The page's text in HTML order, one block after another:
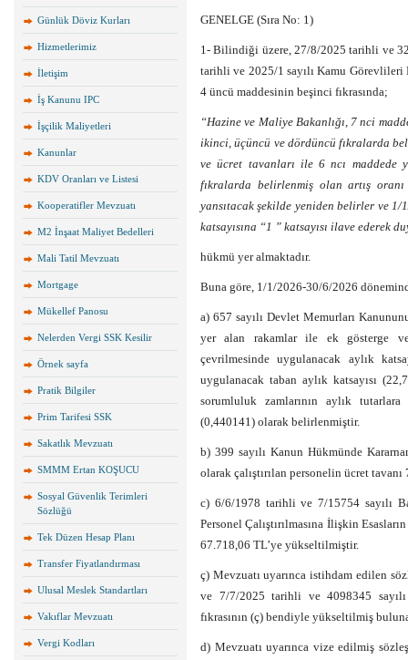
Günlük Döviz Kurları
Hizmetlerimiz
İletişim
İş Kanunu IPC
İşçilik Maliyetleri
Kanunlar
KDV Oranları ve Listesi
Kooperatifler Mevzuatı
M2 İnşaat Maliyet Bedelleri
Mali Tatil Mevzuatı
Mortgage
Mükellef Panosu
Nelerden Vergi SSK Kesilir
Örnek sayfa
Pratik Bilgiler
Prim Tarifesi SSK
Sakatlık Mevzuatı
SMMM Ertan KOŞUCU
Sosyal Güvenlik Terimleri
Sözlüğü
Tek Düzen Hesap Planı
Transfer Fiyatlandırması
Ulusal Meslek Standartları
Vakıflar Mevzuatı
Vergi Kodları
GENELGE (Sıra No: 1)
1- Bilindiği üzere, 27/8/2025 tarihli ve
tarihli ve 2025/1 sayılı Kamu
4 üncü maddesinin beşinci fıkrasında;
“Hazine ve Maliye Bakanlığı, 7 nci
ikinci, üçüncü ve dördüncü fıkralarda
ve ücret tavanları ile 6 ncı maddede
fıkralarda belirlenmiş olan artış
yansıtacak şekilde yeniden belirler ve
katsayısına “1 ” katsayısı ilave ederek
hükmü yer almaktadır.
Buna göre, 1/1/2026-30/6/2026
a) 657 sayılı Devlet Memurları
yer alan rakamlar ile ek gösterge ve
çevrilmesinde uygulanacak aylık
uygulanacak taban aylık katsayısı
sorumluluk zamlarının aylık
(0,440141) olarak belirlenmiştir.
b) 399 sayılı Kanun Hükmünde
olarak çalıştırılan personelin ücret
c) 6/6/1978 tarihli ve 7/15754 sayılı
Personel Çalıştırılmasına İlişkin
67.718,06 TL’ye yükseltilmiştir.
ç) Mevzuatı uyarınca istihdam edilen
ve 7/7/2025 tarihli ve 4098345
fıkrasının (ç) bendiyle yükseltilmiş
d) Mevzuatı uyarınca vize edilmiş